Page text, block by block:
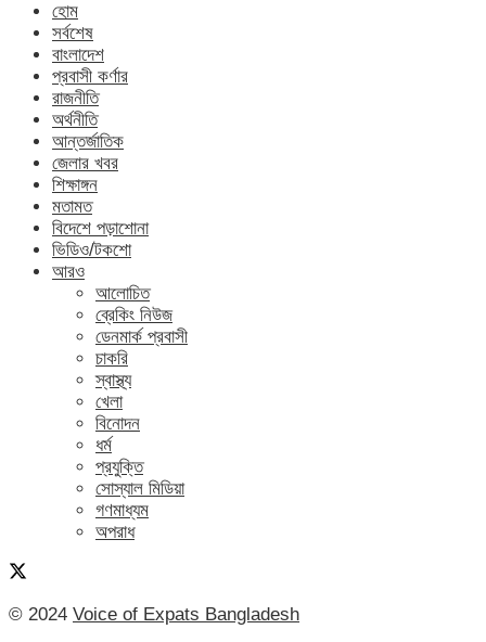
হোম
সর্বশেষ
বাংলাদেশ
প্রবাসী কর্ণার
রাজনীতি
অর্থনীতি
আন্তর্জাতিক
জেলার খবর
শিক্ষাঙ্গন
মতামত
বিদেশে পড়াশোনা
ভিডিও/টকশো
আরও
আলোচিত
ব্রেকিং নিউজ
ডেনমার্ক প্রবাসী
চাকরি
স্বাস্থ্য
খেলা
বিনোদন
ধর্ম
প্রযুক্তি
সোস্যাল মিডিয়া
গণমাধ্যম
অপরাধ
© 2024 Voice of Expats Bangladesh